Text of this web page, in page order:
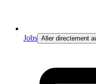
Jobs Aller directement